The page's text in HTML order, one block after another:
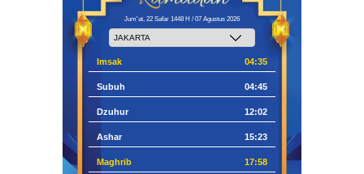
Jum'at, 22 Safar 1448 H / 07 Agustus 2026
Imsak 04:35
Subuh 04:45
Dzuhur 12:02
Ashar 15:23
Maghrib 17:58